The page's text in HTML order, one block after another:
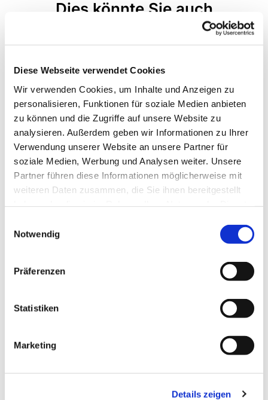
Diese Webseite verwendet Cookies
Wir verwenden Cookies, um Inhalte und Anzeigen zu
personalisieren, Funktionen für soziale Medien anbieten
zu können und die Zugriffe auf unsere Website zu
analysieren. Außerdem geben wir Informationen zu Ihrer
Verwendung unserer Website an unsere Partner für
soziale Medien, Werbung und Analysen weiter. Unsere
Partner führen diese Informationen möglicherweise mit
weiteren Daten zusammen, die Sie ihnen bereitgestellt
Notwendig
Präferenzen
Statistiken
Marketing
Details zeigen
Dies könnte Sie auch